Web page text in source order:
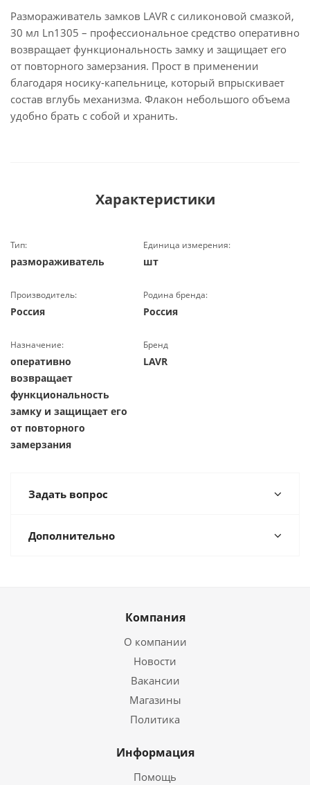
Размораживатель замков LAVR с силиконовой смазкой,
30 мл Ln1305 – профессиональное средство оперативно
возвращает функциональность замку и защищает его
от повторного замерзания. Прост в применении
благодаря носику-капельнице, который впрыскивает
состав вглубь механизма. Флакон небольшого объема
удобно брать с собой и хранить.
Характеристики
Тип:
размораживатель
Единица измерения:
шт
Производитель:
Россия
Родина бренда:
Россия
Назначение:
оперативно
возвращает
функциональность
замку и защищает его
от повторного
замерзания
Бренд
LAVR
Задать вопрос
Дополнительно
Компания
О компании
Новости
Вакансии
Магазины
Политика
Информация
Помощь